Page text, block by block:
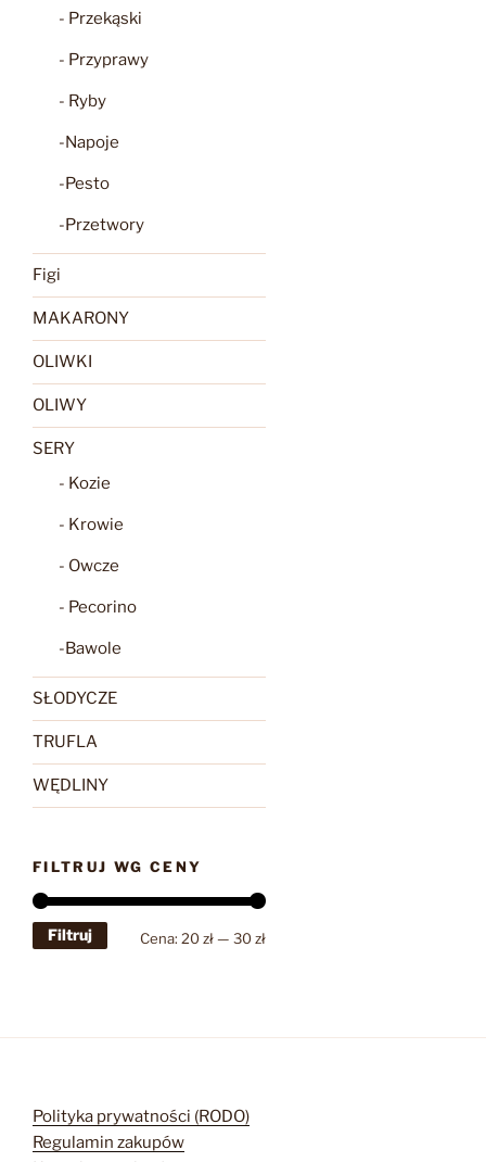
- Przekąski
- Przyprawy
- Ryby
-Napoje
-Pesto
-Przetwory
Figi
MAKARONY
OLIWKI
OLIWY
SERY
- Kozie
- Krowie
- Owcze
- Pecorino
-Bawole
SŁODYCZE
TRUFLA
WĘDLINY
FILTRUJ WG CENY
Cena
Cena
Filtruj Cena: 20 zł— 30 zł
Polityka prywatności (RODO)
Regulamin zakupów